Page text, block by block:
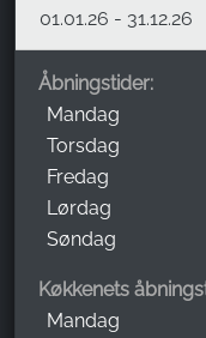
01.01.26 - 31.12.26
Åbningstider:
Mandag
Torsdag
Fredag
Lørdag
Søndag
Køkkenets
Mandag